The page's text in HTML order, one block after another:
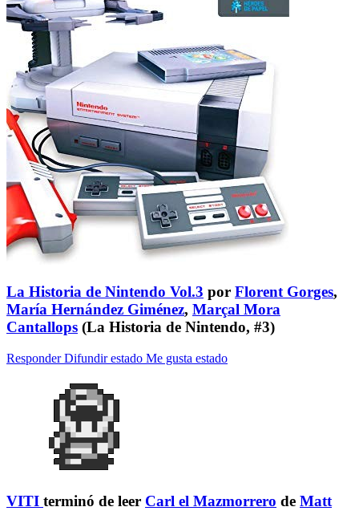
La Historia de Nintendo Vol.3 por Florent Gorges,
María Hernández Giménez, Marçal Mora
Cantallops (La Historia de Nintendo, #3)
Responder Difundir estado Me gusta estado
VITI terminó de leer Carl el Mazmorrero de Matt